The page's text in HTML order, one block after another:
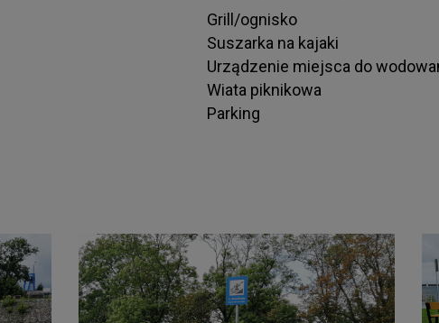
Grill/ognisko
Suszarka na kajaki
Urządzenie miejsca do
Wiata piknikowa
Parking